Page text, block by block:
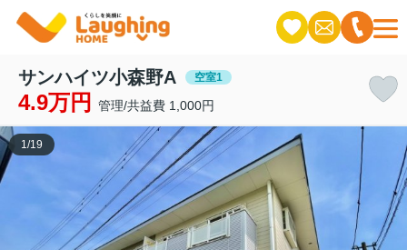
サンハイツ小森野A 空室1
4.9万円 管理/共益費 1,000円
1 /19